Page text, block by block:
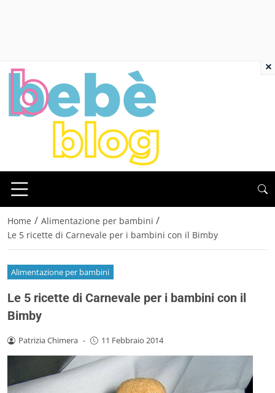
Home / Alimentazione per bambini /
Le 5 ricette di Carnevale per i bambini con il Bimby
Alimentazione per bambini
Le 5 ricette di Carnevale per i bambini con il
Bimby
Patrizia Chimera - 11 Febbraio 2014
×